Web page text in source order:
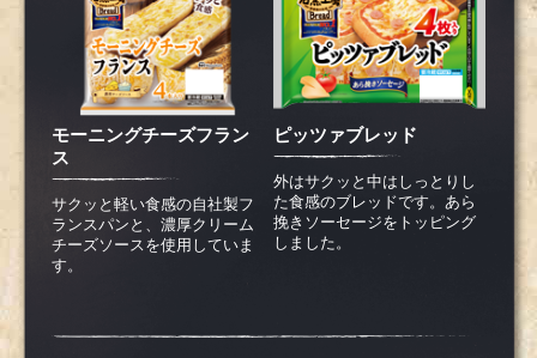
モーニングチーズフラン
ス
サクッと軽い食感の自社製フ
ランスパンと、濃厚クリーム
チーズソースを使用していま
す。
ピッツァブレッド
外はサクッと中はしっとりし
た食感のブレッドです。あら
挽きソーセージをトッピング
しました。